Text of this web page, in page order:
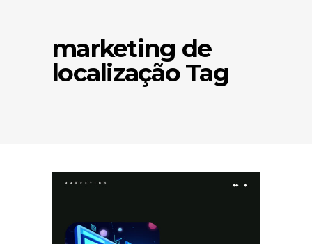
marketing de
localização Tag